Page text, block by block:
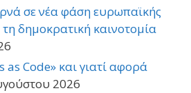
σε νέα φάση ευρωπαϊκής
δημοκρατική καινοτομία
as Code» και γιατί αφορά
2026